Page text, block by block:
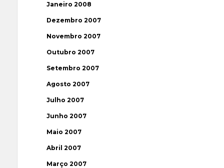
Janeiro 2008
Dezembro 2007
Novembro 2007
Outubro 2007
Setembro 2007
Agosto 2007
Julho 2007
Junho 2007
Maio 2007
Abril 2007
Março 2007